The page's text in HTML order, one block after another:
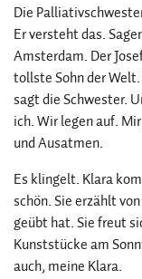
Die
Er versteht das.
Amsterdam. Der
tollste Sohn der
sagt die Schwester.
ich. Wir legen auf.
und Ausatmen.
Es klingelt. Klara
schön. Sie erzählt
geübt hat. Sie freut
Kunststücke am
auch, meine Klara.